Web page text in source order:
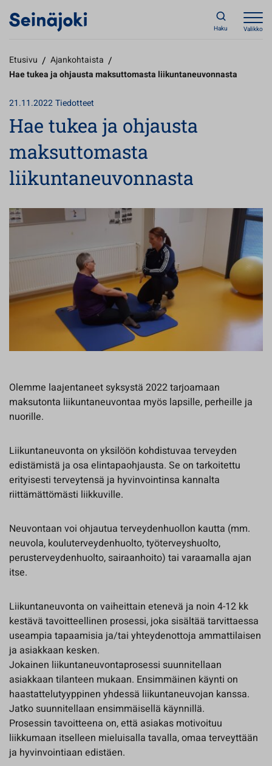
Haku Valikko
Etusivu / Ajankohtaista /
Hae tukea ja ohjausta maksuttomasta liikuntaneuvonnasta
21.11.2022Tiedotteet
Hae tukea ja ohjausta
maksuttomasta
liikuntaneuvonnasta
Olemme laajentaneet syksystä 2022 tarjoamaan
maksutonta liikuntaneuvontaa myös lapsille, perheille ja
nuorille.
Liikuntaneuvonta on yksilöön kohdistuvaa terveyden
edistämistä ja osa elintapaohjausta. Se on tarkoitettu
erityisesti terveytensä ja hyvinvointinsa kannalta
riittämättömästi liikkuville.
Neuvontaan voi ohjautua terveydenhuollon kautta (mm.
neuvola, kouluterveydenhuolto, työterveyshuolto,
perusterveydenhuolto, sairaanhoito) tai varaamalla ajan
itse.
Liikuntaneuvonta on vaiheittain etenevä ja noin 4-12 kk
kestävä tavoitteellinen prosessi, joka sisältää tarvittaessa
useampia tapaamisia ja/tai yhteydenottoja ammattilaisen
ja asiakkaan kesken.
Jokainen liikuntaneuvontaprosessi suunnitellaan
asiakkaan tilanteen mukaan. Ensimmäinen käynti on
haastattelutyyppinen yhdessä liikuntaneuvojan kanssa.
Jatko suunnitellaan ensimmäisellä käynnillä.
Prosessin tavoitteena on, että asiakas motivoituu
liikkumaan itselleen mieluisalla tavalla, omaa terveyttään
ja hyvinvointiaan edistäen.